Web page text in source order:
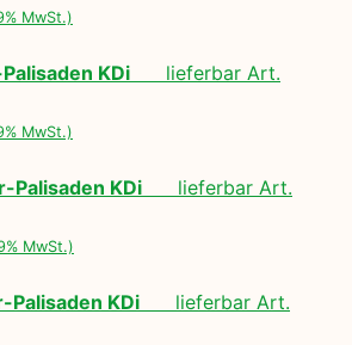
MwSt.)
KDi lieferbar Art.
MwSt.)
Palisaden KDi lieferbar Art.
MwSt.)
Palisaden KDi lieferbar Art.